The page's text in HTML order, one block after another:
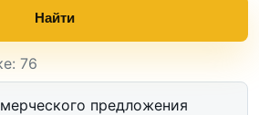
Найти
76
предложения